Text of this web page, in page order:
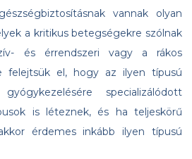
vannak olyan
a kritikus betegségekre szólnak
és érrendszeri vagy a rákos
felejtsük el, hogy az ilyen típusú
specializálódott
is léteznek, és ha teljeskörű
érdemes inkább ilyen típusú